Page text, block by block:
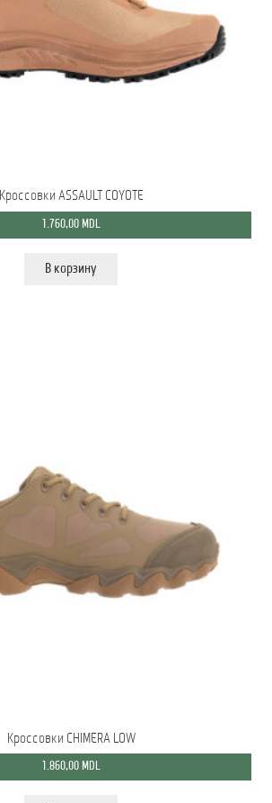
Кроссовки ASSAULT COYOTE
1.760,00 MDL
В корзину
Кроссовки CHIMERA LOW
1.860,00 MDL